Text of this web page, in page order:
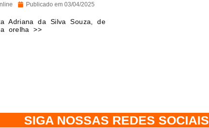
Publicado em 03/04/2025
Adriana da Silva Souza, de
orelha >>
SIGA NOSSAS REDES SOCIAIS